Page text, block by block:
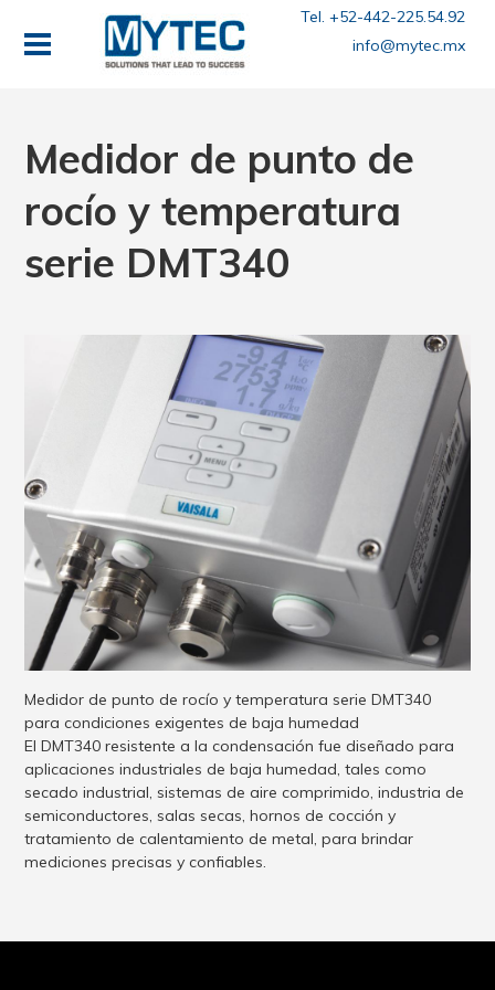
Tel. +52-442-225.54.92
info@mytec.mx
Medidor de punto de
rocío y temperatura
serie DMT340
Medidor de punto de rocío y temperatura serie DMT340
para condiciones exigentes de baja humedad
El DMT340 resistente a la condensación fue diseñado para
aplicaciones industriales de baja humedad, tales como
secado industrial, sistemas de aire comprimido, industria de
semiconductores, salas secas, hornos de cocción y
tratamiento de calentamiento de metal, para brindar
mediciones precisas y confiables.